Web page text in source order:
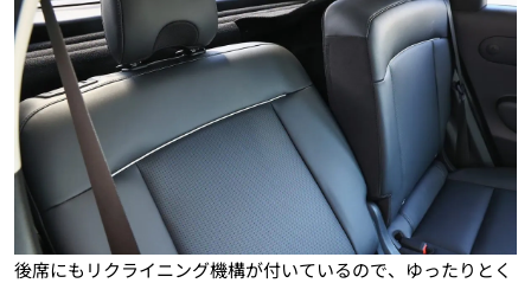
後席にもリクライニング機構が付いているので、ゆったりとく